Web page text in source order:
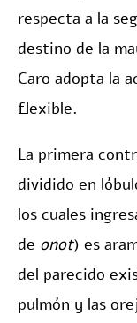
respecta a la
destino de la
Caro adopta la
flexible.
La primera
dividido en
los cuales
de onot) es
del parecido
pulmón y las